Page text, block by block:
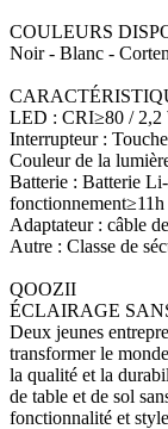
COULEURS
Noir - Blanc - Corten
LED : CRI≥80 / 2,2
Interrupteur :
Couleur de la
Batterie : Batterie
Adaptateur : câble
Autre : Classe de
QOOZII
ÉCLAIRAGE
Deux jeunes
transformer le
la qualité et la
de table et de sol
fonctionnalité et